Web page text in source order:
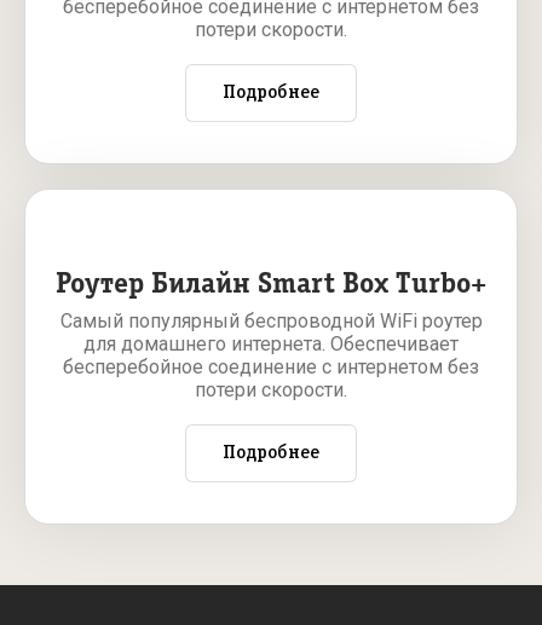
бесперебойное соединение с интернетом без
потери скорости.
Подробнее
Роутер Билайн Smart Box Turbo+
Самый популярный беспроводной WiFi роутер
для домашнего интернета. Обеспечивает
бесперебойное соединение с интернетом без
потери скорости.
Подробнее